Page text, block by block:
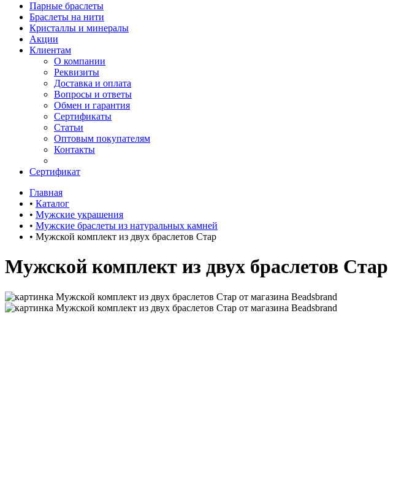
Парные браслеты
Браслеты на нити
Кристаллы и минералы
Акции
Клиентам
О компании
Реквизиты
Доставка и оплата
Вопросы и ответы
Обмен и гарантия
Сертификаты
Статьи
Оптовым покупателям
Контакты
Сертификат
Главная
• Каталог
• Мужские украшения
• Мужские браслеты из натуральных камней
• Мужской комплект из двух браслетов Стар
Мужской комплект из двух браслетов Стар